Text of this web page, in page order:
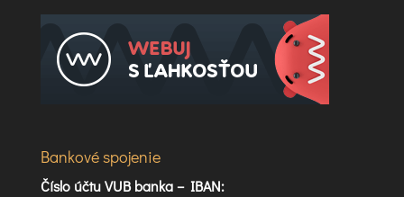
Bankové spojenie
Číslo účtu VUB banka – IBAN: